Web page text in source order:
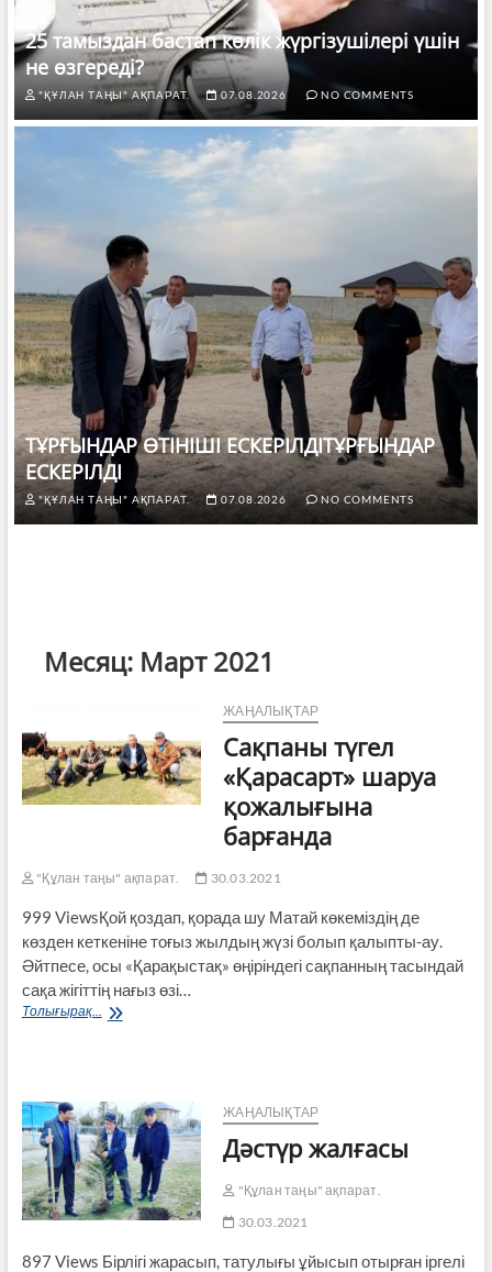
25 тамыздан бастап көлік жүргізушілері үшін
не өзгереді?
"ҚҰЛАН ТАҢЫ" АҚПАРАТ. 07.08.2026 NO COMMENTS
ТҰРҒЫНДАР ӨТІНІШІ ЕСКЕРІЛДІТҰРҒЫНДАР
ЕСКЕРІЛДІ
"ҚҰЛАН ТАҢЫ" АҚПАРАТ. 07.08.2026 NO COMMENTS
Месяц: Март 2021
ЖАҢАЛЫҚТАР
Сақпаны түгел
«Қарасарт» шаруа
қожалығына
барғанда
"Құлан таңы" ақпарат. 30.03.2021
999 ViewsҚой қоздап, қорада шу Матай көкеміздің де
көзден кеткеніне тоғыз жылдың жүзі болып қалыпты-ау.
Әйтпесе, осы «Қарақыстақ» өңіріндегі сақпанның тасындай
сақа жігіттің нағыз өзі…
Толығырақ...
Сақпаны
барғанда
ЖАҢАЛЫҚТАР
Дәстүр жалғасы
"Құлан таңы" ақпарат.
30.03.2021
897 Views Бірлігі жарасып, татулы­ғы ұйысып отырған іргелі